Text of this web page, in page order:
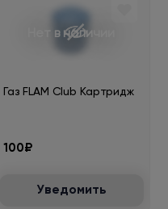
Нет в наличии
Газ FLAM Club Картридж
100₽
Уведомить